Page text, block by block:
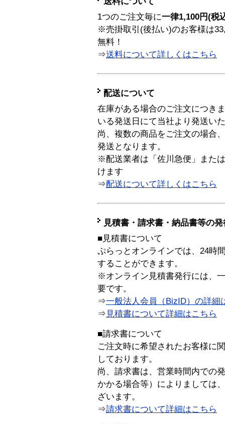
1つのご注文毎に一律1,100円(税
※売掛取引(後払い)のお客様は
無料！
⇒送料について詳しくはこちら
配送について
在庫がある場合のご注文につき
いる発送日にて当社より発送い
尚、複数の商品をご注文の場合
発送となります。
※配送業者は「佐川急便」また
けます
⇒配送について詳しくはこちら
見積書・請求書・納品書等の
■見積書について
ぷらっとオンラインでは、24時
することができます。
※オンライン見積書発行には、
要です。
⇒一般法人会員（BizID）の詳細
⇒ 見積書について詳細はこちら
■請求書について
ご注文時に希望されたお客様に
しております。
尚、請求書は、営業時間内での
かかる場合等）によりましては
ざいます。
⇒請求書について詳細はこちら